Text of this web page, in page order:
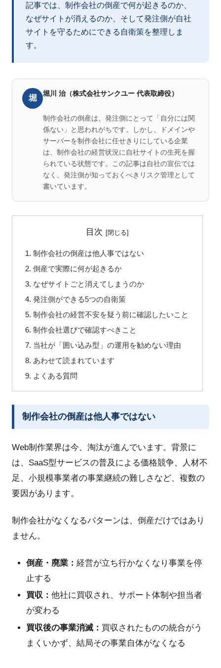
記事では、制作会社の倒産で何が起きるのか、
なぜサイトが消えるのか、そして発注側が自社
サイトを守るためにできる自衛策を整理しま
す。
堀 堀川 治（株式会社サンクユー 代表取締役）
制作会社の倒産は、発注側にとって「自分には関
係ない」と思われがちです。しかし、ドメインや
サーバーを制作会社に任せきりにしている企業
は、制作会社の経営状況に自社サイトの生死を握
られている状態です。この記事は自社の宣伝では
なく、発注側が知っておくべきリスク管理として
書いています。
目次
制作会社の倒産は他人事ではない
倒産で実際に何が起きるか
なぜサイトごと消えてしまうのか
発注側ができる5つの自衛策
制作会社の経営不安を疑う前に確認したいこと
制作会社選びで確認すべきこと
当社が「囲い込み型」の運用を勧めない理由
あわせて読まれています
よくある質問
制作会社の倒産は他人事ではない
Web制作業界は今、淘汰が進んでいます。背景に
は、SaaS型サービスの普及による価格競争、人材不
足、小規模事業者の事業継続の難しさなど、複数の
要因があります。
制作会社がなくなるパターンは、倒産だけではあり
ません。
倒産・廃業：経営が立ち行かなくなり事業を停
止する
買収：他社に買収され、サポート体制や担当者
が変わる
買収後の事業消滅： 買収されたものの統合がう
まくいかず、結局その事業自体がなくなる